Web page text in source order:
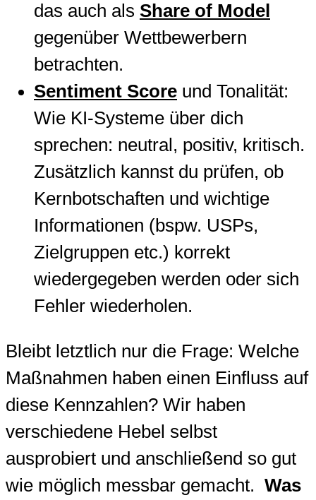
das auch als Share of Model
gegenüber Wettbewerbern
betrachten.
Sentiment Score und Tonalität:
Wie KI-Systeme über dich
sprechen: neutral, positiv, kritisch.
Zusätzlich kannst du prüfen, ob
Kernbotschaften und wichtige
Informationen (bspw. USPs,
Zielgruppen etc.) korrekt
wiedergegeben werden oder sich
Fehler wiederholen.
Bleibt letztlich nur die Frage: Welche
Maßnahmen haben einen Einfluss auf
diese Kennzahlen? Wir haben
verschiedene Hebel selbst
ausprobiert und anschließend so gut
wie möglich messbar gemacht. Was